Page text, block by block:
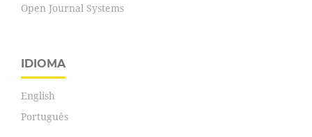
Open Journal Systems
IDIOMA
English
Português